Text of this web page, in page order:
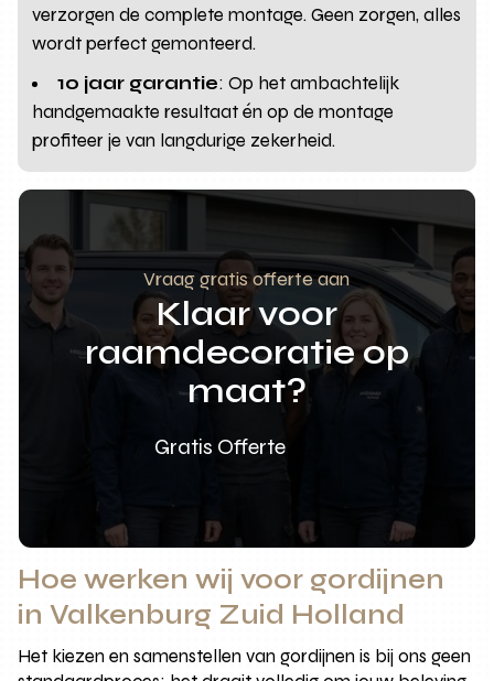
verzorgen de complete montage. Geen zorgen, alles
wordt perfect gemonteerd.
10 jaar garantie: Op het ambachtelijk
handgemaakte resultaat én op de montage
profiteer je van langdurige zekerheid.
Vraag gratis offerte aan
Klaar voor
raamdecoratie op
maat?
Gratis Offerte
Hoe werken wij voor gordijnen
in Valkenburg Zuid Holland
Het kiezen en samenstellen van gordijnen is bij ons geen